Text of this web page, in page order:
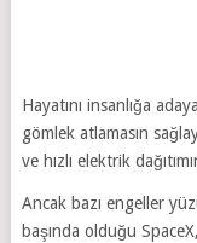
Hayatını insanlığa
gömlek atlamasın
ve hızlı elektrik
Ancak bazı engeller
başında olduğu